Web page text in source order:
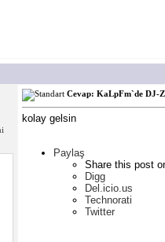
Cevap: KaLpFm`de DJ-
kolay gelsin
Paylaş
Share this post
Digg
Del.icio.us
Technorati
Twitter